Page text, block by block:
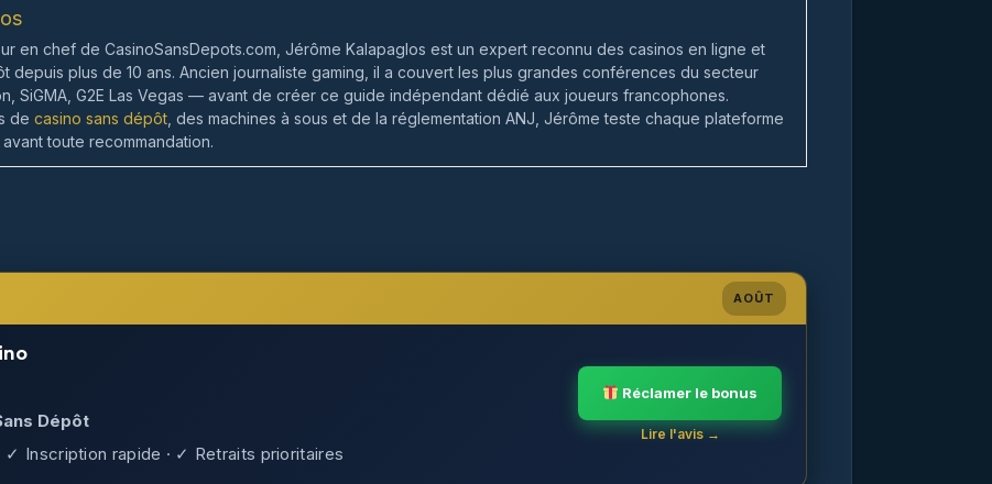
en chef de CasinoSansDepots.com, Jérôme Kalapaglos est un expert reconnu des casinos en ligne et
depuis plus de 10 ans. Ancien journaliste gaming, il a couvert les plus grandes conférences du secteur
SiGMA, G2E Las Vegas — avant de créer ce guide indépendant dédié aux joueurs francophones.
de casino sans dépôt , des machines à sous et de la réglementation ANJ, Jérôme teste chaque plateforme
toute recommandation.
AOÛT
Dépôt
✓ Inscription rapide · ✓ Retraits prioritaires
Réclamer le bonus
Lire l'avis →